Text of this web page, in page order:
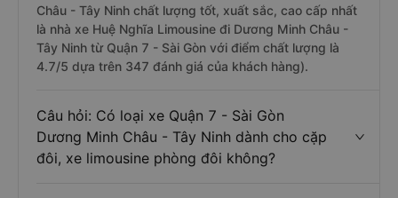
Châu - Tây Ninh chất lượng tốt, xuất sắc, cao cấp nhất
là nhà xe Huệ Nghĩa Limousine đi Dương Minh Châu -
Tây Ninh từ Quận 7 - Sài Gòn với điểm chất lượng là
4.7/5 dựa trên 347 đánh giá của khách hàng).
Câu hỏi: Có loại xe Quận 7 - Sài Gòn
Dương Minh Châu - Tây Ninh dành cho cặp
đôi, xe limousine phòng đôi không?